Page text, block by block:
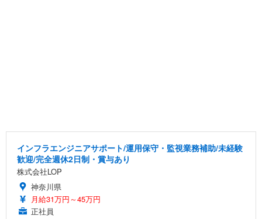
インフラエンジニアサポート/運用保守・監視業務補助/未経験
歓迎/完全週休2日制・賞与あり
株式会社LOP
神奈川県
月給31万円～45万円
正社員